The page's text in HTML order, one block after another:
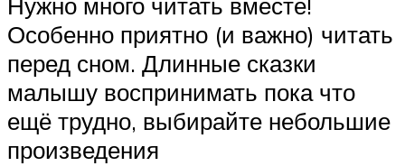
Особенно приятно (и важно) читать
перед сном. Длинные сказки
малышу воспринимать пока что
ещё трудно, выбирайте небольшие
произведения